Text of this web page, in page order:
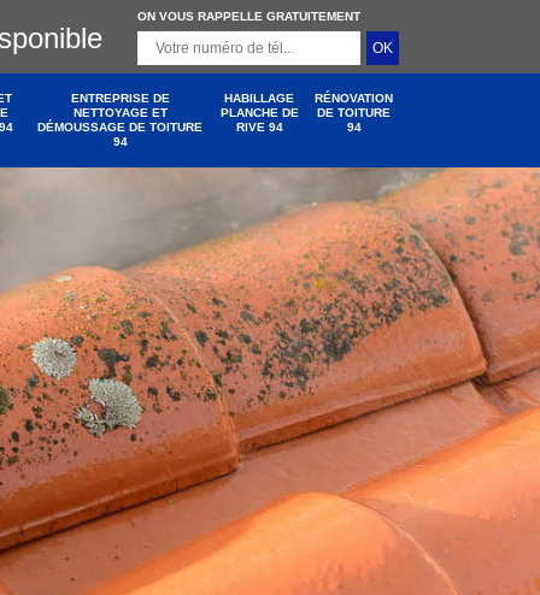
ON VOUS RAPPELLE GRATUITEMENT
ENTREPRISE DE
NETTOYAGE ET
DÉMOUSSAGE DE TOITURE
94
HABILLAGE
PLANCHE DE
RIVE 94
RÉNOVATION
DE TOITURE
94